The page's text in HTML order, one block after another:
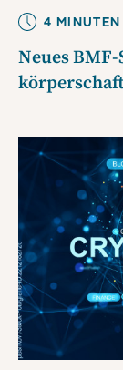
4 MINUTEN
Neues